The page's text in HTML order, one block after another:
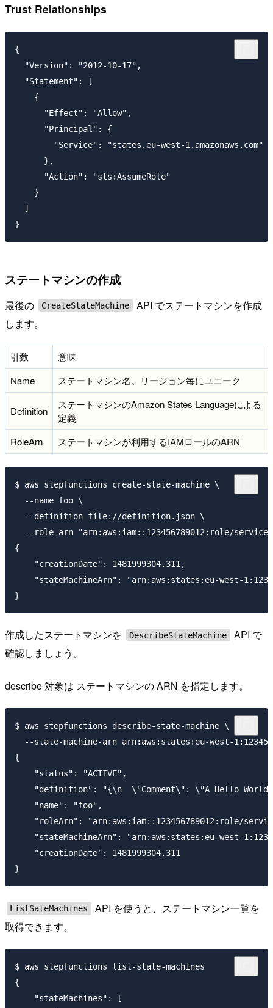
Trust Relationships
{
  "Version": "2012-10-17",
  "Statement": [
    {
      "Effect": "Allow",
      "Principal": {
        "Service": "states.eu-west-1.amazonaws.com"
      },
      "Action": "sts:AssumeRole"
    }
  ]
ステートマシンの作成
最後の CreateStateMachine
API でステートマシンを作成
します。
引数
意味
Name
ステートマシン名。リージョン毎にユニーク
Definition
ステートマシンのAmazon States Languageによる
定義
RoleArn
ステートマシンが利用するIAMロールのARN
$ aws stepfunctions create-state-machine \
  --name foo \
  --definition file://definition.json \
--role-arn "arn:aws:iam::123456789012:role/
{
    "creationDate": 1481999304.311,
"stateMachineArn": "arn:aws:states:eu-west-
作成したステートマシンを DescribeStateMachine
API で
確認しましょう。
describe 対象は ステートマシンの ARN を指定します。
$ aws stepfunctions describe-state-machine \
--state-machine-arn arn:aws:states:eu-west-
{
    "status": "ACTIVE",
"definition": "{\n  \"Comment\": \"A Hello
    "name": "foo",
"roleArn": "arn:aws:iam::123456789012:role/
"stateMachineArn": "arn:aws:states:eu-west-
    "creationDate": 1481999304.311
ListSateMachines
API を使うと、ステートマシン一覧を
取得できます。
$ aws stepfunctions list-state-machines
{
    "stateMachines": [